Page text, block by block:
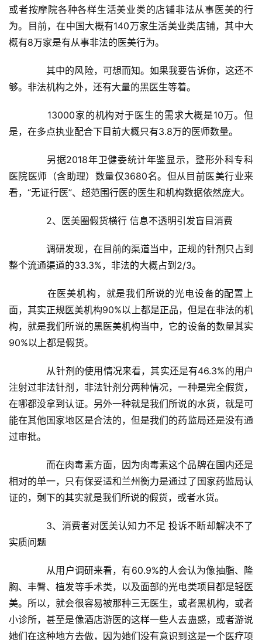
首
页
或者按摩院各种各样生活美业类的店铺非法从事医美的行
为。目前，在中国大概有140万家生活美业类店铺，其中大
概有8万家是有从事非法的医美行为。
其中的风险，可想而知。如果我要告诉你，这还不
够。非法机构之外，还有大量的黑医生等着。
13000家的机构对于医生的需求大概是10万。但
是，在多点执业配合下目前大概只有3.8万的医师数量。
另据2018年卫健委统计年鉴显示，整形外科专科
医院医师（含助理）数量仅3680名。但从目前医美行业来
看，“无证行医”、超范围行医的医生和机构数据依然庞大。
2、医美圈假货横行 信息不透明引发盲目消费
调研发现，在目前的渠道当中，正规的针剂只占到
整个流通渠道的33.3%，非法的大概占到2/3。
在医美机构，就是我们所说的光电设备的配置上
面，其实正规医美机构90%以上都是正品，但是在非法的机
构，就是我们所说的黑医美机构当中，它的设备的数量其实
90%以上都是假货。
从针剂的使用情况来看，其实还是有46.3%的用户
注射过非法针剂，非法针剂分两种情况，一种是完全假货，
在哪都没拿到认证。另外一种就是我们所说的水货，就是可
能在其他国家地区是合法的，但是我们的药监局还是没有通
过审批。
而在肉毒素方面，因为肉毒素这个品牌在国内还是
相对的单一，只有保妥适和兰州衡力是通过了国家药监局认
证的，剩下的其实就是我们所说的假货，或者水货。
3、消费者对医美认知力不足 投诉不断却解决不了
实质问题
从用户调研来看，有60.9%的人会认为像抽脂、隆
胸、丰臀、植发等手术类，以及面部的光电类项目都是轻医
美。所以，就会很容易被那种三无医生，或者黑机构，或者
小诊所，甚至是像酒店游医的这样一些人去蛊惑，或者游说
她们在这种地方去做，因为她们没有意识到这是一个医疗项